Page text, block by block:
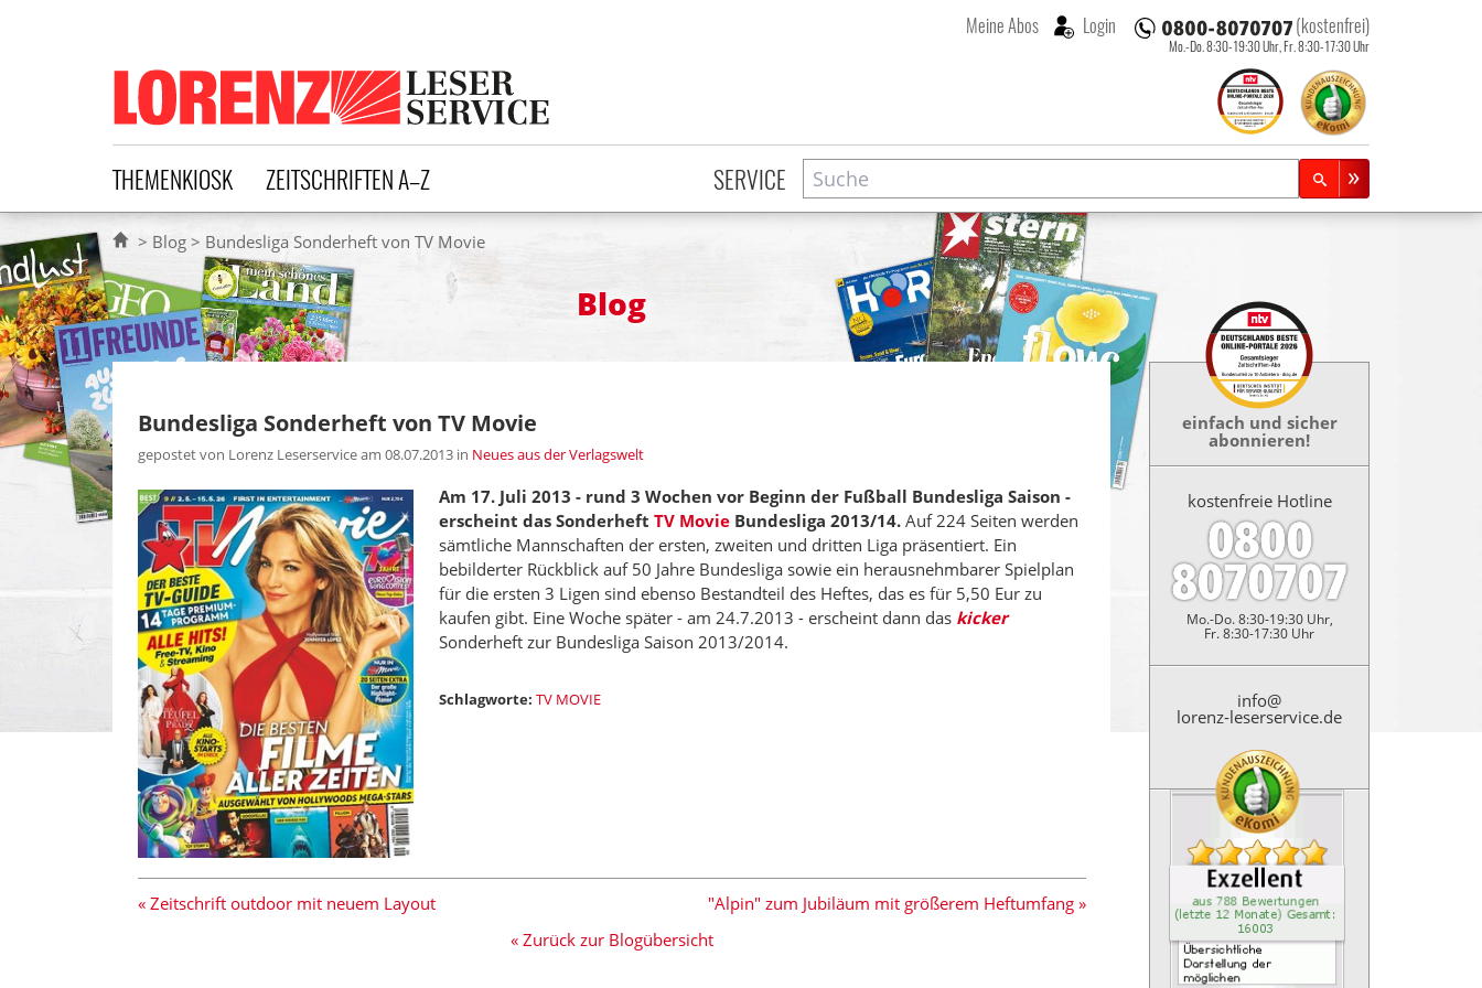
Lorenz Leserservice
(kostenfrei)
Mo.-Do. 8:30-19:30 Uhr, Fr. 8:30-17:30 Uhr
Meine Abos Login
THEMENKIOSK ZEITSCHRIFTEN A–Z SERVICE Suche
Zeitschriftensuche
Blog Bundesliga Sonderheft von TV Movie
Blog
Bundesliga Sonderheft von TV Movie
gepostet von Lorenz Leserservice am 08.07.2013 in Neues aus der Verlagswelt
Am 17. Juli 2013 - rund 3 Wochen vor Beginn der Fußball Bundesliga Saison -
erscheint das Sonderheft TV MovieBundesliga 2013/14.Auf 224 Seiten werden
sämtliche Mannschaften der ersten, zweiten und dritten Liga präsentiert. Ein
bebilderter Rückblick auf 50 Jahre Bundesliga sowie ein herausnehmbarer Spielplan
für die ersten 3 Ligen sind ebenso Bestandteil des Heftes, das es für 5,50 Eur zu
kaufen gibt. Eine Woche später - am 24.7.2013 - erscheint dann das kicker
Sonderheft zur Bundesliga Saison 2013/2014.
Schlagworte: TV MOVIE
« Zeitschrift outdoor mit neuem Layout
"Alpin" zum Jubiläum mit größerem Heftumfang »
« Zurück zur Blogübersicht
einfach und sicher
abonnieren!
kostenfreie Hotline
Mo.-Do. 8:30-19:30 Uhr,
Fr. 8:30-17:30 Uhr
info@
lorenz-leserservice.de
Kundenbewertung: 4.9
&Uuml;bersichtliche